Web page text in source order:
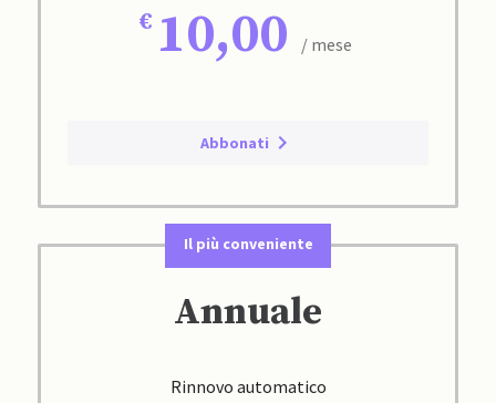
10,00 / mese
Abbonati
Il più conveniente
Annuale
Rinnovo automatico